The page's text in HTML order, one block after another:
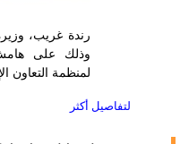
رندة غريب، وزيرة
وذلك على هامش
لمنظمة التعاون
لتفاصيل أكثر